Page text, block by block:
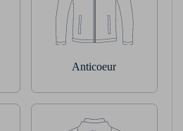
Anticoeur